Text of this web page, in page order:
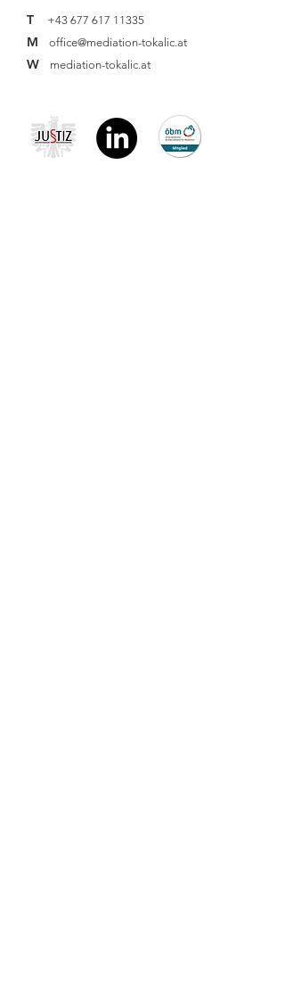
T +43 677 617 11335
M office@mediation-tokalic.at
W mediation-tokalic.at